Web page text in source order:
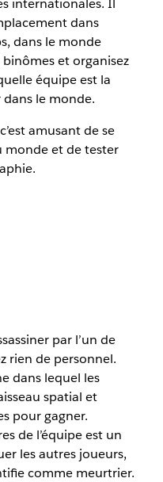
internationales. Il
dans
dans le monde
et organisez
équipe est la
le monde.
amusant de se
monde et de tester
par l’un de
rien de personnel.
dans lequel les
spatial et
pour gagner.
de l’équipe est un
les autres joueurs,
comme meurtrier.